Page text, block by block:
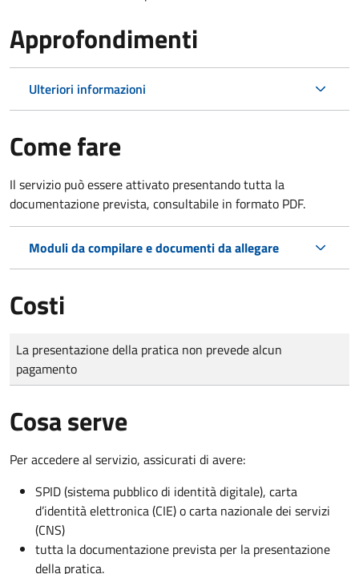
Approfondimenti
Ulteriori informazioni
Come fare
Il servizio può essere attivato presentando tutta la
documentazione prevista, consultabile in formato PDF.
Moduli da compilare e documenti da allegare
Costi
Tipo di pagamento
Importo
La presentazione della pratica non prevede alcun
pagamento
Cosa serve
Per accedere al servizio, assicurati di avere:
SPID (sistema pubblico di identità digitale), carta
d’identità elettronica (CIE) o carta nazionale dei servizi
(CNS)
tutta la documentazione prevista per la presentazione
della pratica.